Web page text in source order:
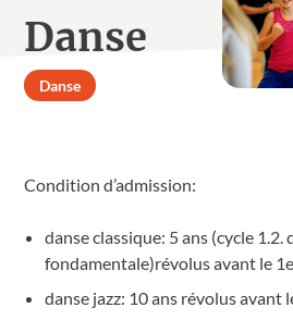
Danse
Danse
Condition d’admission:
danse classique: 5 ans (cycle 1.2.
fondamentale)révolus avant le
danse jazz: 10 ans révolus avant